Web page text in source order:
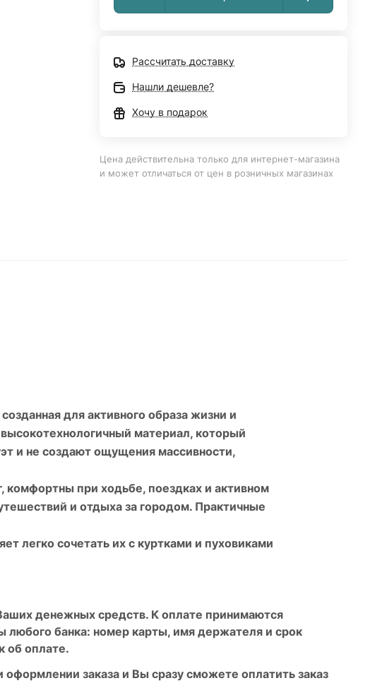
Рассчитать доставку
Нашли дешевле?
Хочу в подарок
Цена действительна только для интернет-магазина
и может отличаться от цен в розничных магазинах
для активного образа жизни и
материал, который
и не создают ощущения массивности,
при ходьбе, поездках и активном
и отдыха за городом. Практичные
легко сочетать их с куртками и пуховиками
денежных средств. К оплате принимаются
любого банка: номер карты, имя держателя и срок
об оплате.
заказа и Вы сразу сможете оплатить заказ